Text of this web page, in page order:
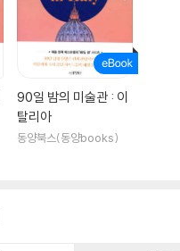
90일 밤의 미술관 : 이
탈리아
동양북스(동양books)